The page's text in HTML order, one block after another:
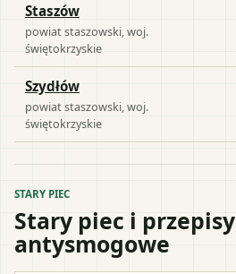
Staszów
powiatstaszowski , woj.
świętokrzyskie
Szydłów
powiatstaszowski , woj.
świętokrzyskie
STARY PIEC
Stary piec i przepisy
antysmogowe